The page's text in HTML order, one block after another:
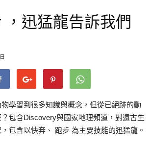
，迅猛龍告訴我們
學習到很多知識與概念，但從已絕跡的動
包含Discovery與國家地理頻道，對遠古生
包含以快奔、 跑步 為主要技能的迅猛龍。